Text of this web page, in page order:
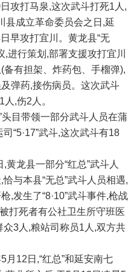
攻打马泉,这次武斗打死1人,
县成立革命委员会之日,延
早攻打宜川。黄龙县“无
进行策划,部署支援攻打宜川
有担架、炸药包、手榴弹),
弹药,接伤病员。这次武斗
,伤2人。
目带领一部分武斗人员在蒲
“5·17”武斗,这次武斗有18
龙县一部分“红总”武斗人
与本县“无总”武斗人员相遇,
,发生了“8·10”武斗事件,枪战
打死者有公社卫生所守班医
3人,粮站司称员1人,双方共
12日,“红总”和延安南七